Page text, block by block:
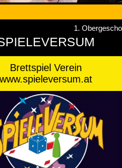
1.
Brettspiel Verein
www.spieleversum.at